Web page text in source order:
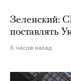
Зеленский:
поставлять
6 часов назад